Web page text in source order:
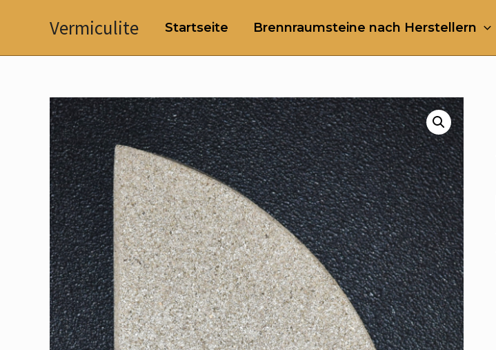
Vermiculite Startseite Brennraumsteine nach Herstellern